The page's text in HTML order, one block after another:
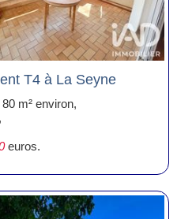
T4 à La Seyne
m² environ,
euros.